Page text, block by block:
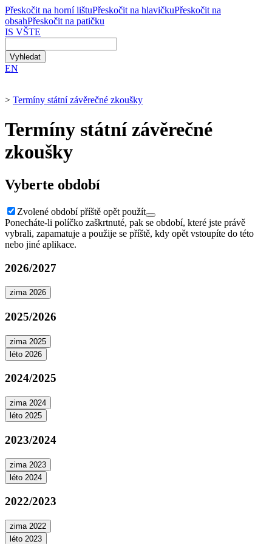
Přeskočit na horní lištuPřeskočit na hlavičkuPřeskočit na
obsahPřeskočit na patičku
IS VŠTE
EN
> Termíny státní závěrečné zkoušky
Termíny státní závěrečné
zkoušky
Vyberte období
Zvolené období příště opět použít
Ponecháte-li políčko zaškrtnuté, pak se období, které jste právě
vybrali, zapamatuje a použije se příště, kdy opět vstoupíte do této
nebo jiné aplikace.
2026/2027
zima 2026
2025/2026
zima 2025
léto 2026
2024/2025
zima 2024
léto 2025
2023/2024
zima 2023
léto 2024
2022/2023
zima 2022
léto 2023